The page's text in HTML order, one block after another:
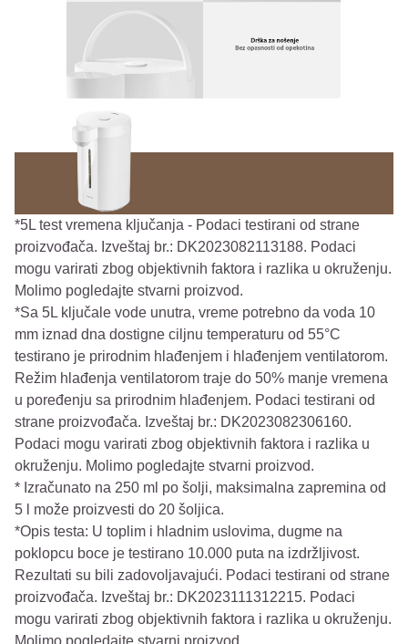
*5L test vremena ključanja - Podaci testirani od strane
proizvođača. Izveštaj br.: DK2023082113188. Podaci
mogu varirati zbog objektivnih faktora i razlika u okruženju.
Molimo pogledajte stvarni proizvod.
*Sa 5L ključale vode unutra, vreme potrebno da voda 10
mm iznad dna dostigne ciljnu temperaturu od 55°C
testirano je prirodnim hlađenjem i hlađenjem ventilatorom.
Režim hlađenja ventilatorom traje do 50% manje vremena
u poređenju sa prirodnim hlađenjem. Podaci testirani od
strane proizvođača. Izveštaj br.: DK2023082306160.
Podaci mogu varirati zbog objektivnih faktora i razlika u
okruženju. Molimo pogledajte stvarni proizvod.
* Izračunato na 250 ml po šolji, maksimalna zapremina od
5 l može proizvesti do 20 šoljica.
*Opis testa: U toplim i hladnim uslovima, dugme na
poklopcu boce je testirano 10.000 puta na izdržljivost.
Rezultati su bili zadovoljavajući. Podaci testirani od strane
proizvođača. Izveštaj br.: DK2023111312215. Podaci
mogu varirati zbog objektivnih faktora i razlika u okruženju.
Molimo pogledajte stvarni proizvod.